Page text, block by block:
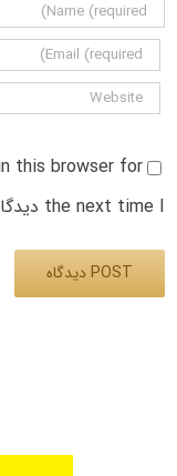
this browser for
the next time I دیدگاه.